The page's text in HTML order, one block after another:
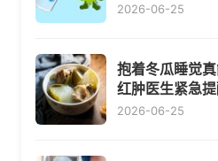
2026-06-25
抱着冬瓜睡觉
红肿医生紧急
2026-06-25